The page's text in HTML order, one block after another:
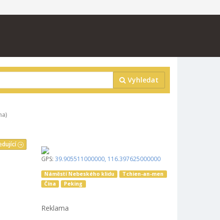
Vyhledat
GPS: 39.905511000000, 116.397625000000
Náměstí Nebeského klidu
Tchien-an-men
Čína
Peking
Reklama